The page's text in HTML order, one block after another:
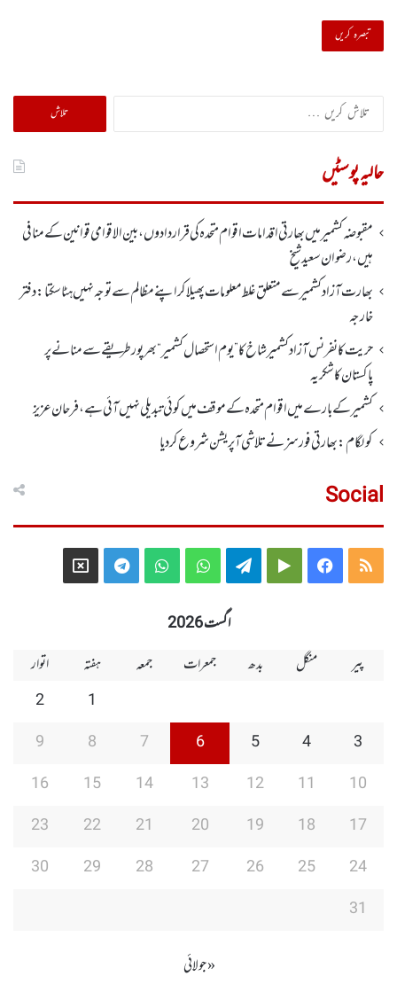
تلاش
کریں
حالیہ پوسٹیں
مقبوضہ کشمیر میں بھارتی اقدامات اقوام متحدہ کی قراردادوں، بین الاقوامی قوانین کے منافی
ہیں،رضوان سعید شیخ
بھارت آزاد کشمیر سے متعلق غلط معلومات پھیلا کر اپنے مظالم سے توجہ نہیں ہٹا سکتا: دفتر
خارجہ
حریت کانفرنس آزادکشمیر شاخ کا”یوم استحصال کشمیر“ بھر پور طریقے سے منانے پر
پاکستان کا شکریہ
کشمیر کے بارے میں اقوام متحدہ کے موقف میں کوئی تبدیلی نہیں آئی ہے، فرحان عزیز
کولگام: بھارتی فورسز نے تلاشی آپریشن شروع کر دیا
Social
RSS
Facebook
Google
Telegram
WhatsApp
WhatsApp
Telegram
X
اگست 2026
پیر
منگل بدھ جمعرات جمعہ ہفتہ
اتوار
1
2
3
4
5
6
7
8
9
10
11
12
13
14
15
16
17
18
19
20
21
22
23
24
25
26
27
28
29
30
31
« جولائی